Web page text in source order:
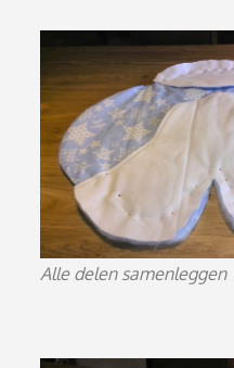
Alle delen samenleggen